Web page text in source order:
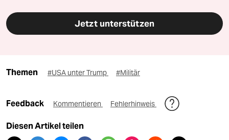
Jetzt unterstützen
Themen #USA unter Trump #Militär
Feedback Kommentieren Fehlerhinweis
Diesen Artikel teilen